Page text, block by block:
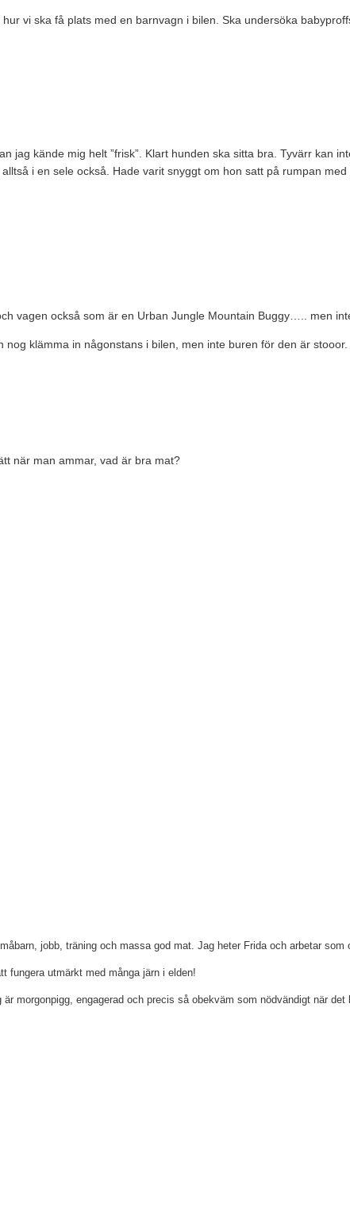
vi ska få plats med en barnvagn i bilen. Ska undersöka
jag kände mig helt ”frisk”. Klart hunden ska sitta bra. Tyvärr kan
i en sele också. Hade varit snyggt om hon satt på rumpan med
vagen också som är en Urban Jungle Mountain Buggy….. men
klämma in någonstans i bilen, men inte buren för den är stooor.
när man ammar, vad är bra mat?
jobb, träning och massa god mat. Jag heter Frida och arbetar
fungera utmärkt med många järn i elden!
morgonpigg, engagerad och precis så obekväm som nödvändigt när det